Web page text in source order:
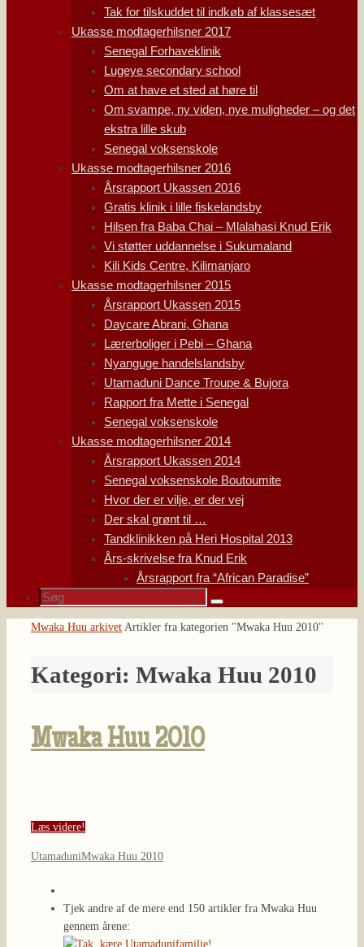
Tak for tilskuddet til indkøb af klassesæt
Ukasse modtagerhilsner 2017
Senegal Forhaveklinik
Lugeye secondary school
Om at have et sted at høre til
Om svampe, ny viden, nye muligheder – og det
ekstra lille skub
Senegal voksenskole
Ukasse modtagerhilsner 2016
Årsrapport Ukassen 2016
Gratis klinik i lille fiskelandsby
Hilsen fra Baba Chai – Mlalahasi Knud Erik
Vi støtter uddannelse i Sukumaland
Kili Kids Centre, Kilimanjaro
Ukasse modtagerhilsner 2015
Årsrapport Ukassen 2015
Daycare Abrani, Ghana
Lærerboliger i Pebi – Ghana
Nyanguge handelslandsby
Utamaduni Dance Troupe & Bujora
Rapport fra Mette i Senegal
Senegal voksenskole
Ukasse modtagerhilsner 2014
Årsrapport Ukassen 2014
Senegal voksenskole Boutoumite
Hvor der er vilje, er der vej
Der skal grønt til …
Tandklinikken på Heri Hospital 2013
Års-skrivelse fra Knud Erik
Årsrapport fra “African Paradise”
Søg
Søg
Home
Mwaka Huu arkivet Artikler fra kategorien "Mwaka Huu 2010"
Kategori: Mwaka Huu 2010
Mwaka Huu 2010
Læs videre!
UtamaduniMwaka Huu 2010
Tjek andre af de mere end 150 artikler fra Mwaka Huu
gennem årene: